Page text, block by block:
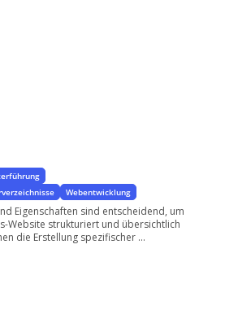
Webentwicklung
Eigenschaften sind entscheidend, um
Website strukturiert und übersichtlich
die Erstellung spezifischer ...